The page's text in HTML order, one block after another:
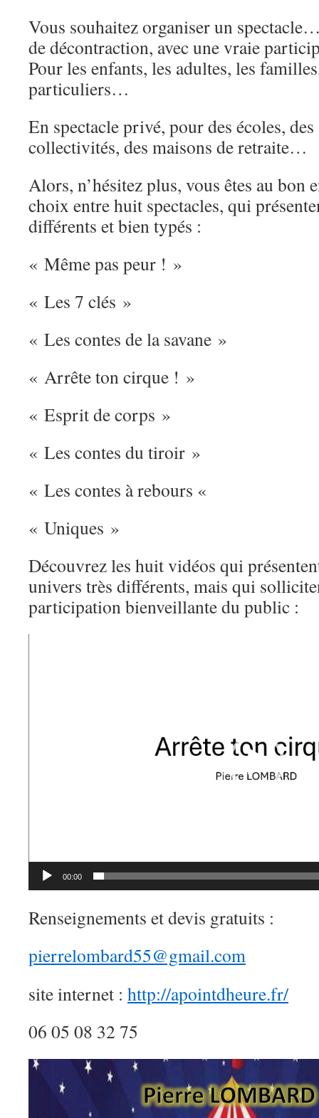
Vous souhaitez organiser un
de décontraction, avec une vraie
Pour les enfants, les adultes, les
particuliers…
En spectacle privé, pour des écoles,
collectivités, des maisons de retraite…
Alors, n’hésitez plus, vous êtes au bon
choix entre huit spectacles, qui
différents et bien typés :
« Même pas peur ! »
« Les 7 clés »
« Les contes de la savane »
« Arrête ton cirque ! »
« Esprit de corps »
« Les contes du tiroir »
« Les contes à rebours «
« Uniques »
Découvrez les huit vidéos qui
univers très différents, mais qui
participation bienveillante du public :
00:00
Renseignements et devis gratuits :
pierrelombard55@gmail.com
site internet : http://apointdheure.fr/
06 05 08 32 75